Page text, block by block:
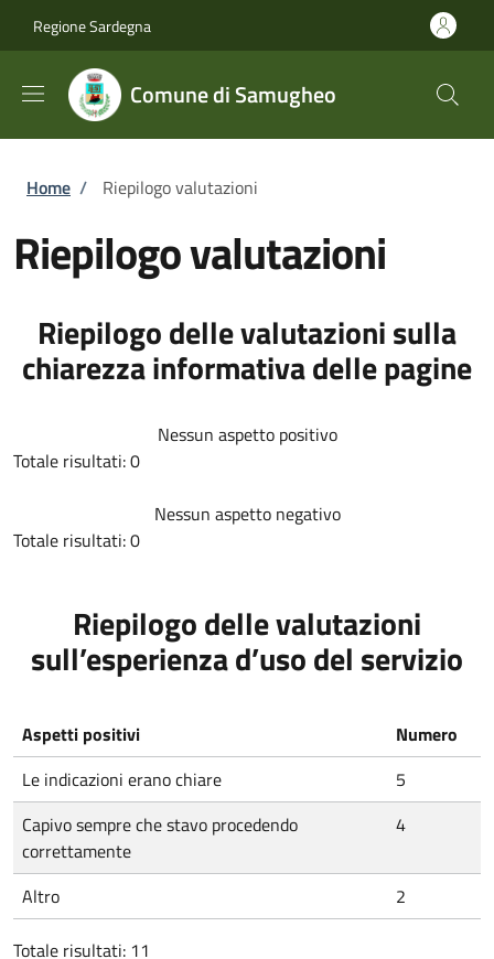
Regione Sardegna
Comune di Samugheo
Briciole di pane
Home / Riepilogo valutazioni
Riepilogo valutazioni
Riepilogo delle valutazioni sulla
chiarezza informativa delle pagine
Nessun aspetto positivo
Totale risultati: 0
Nessun aspetto negativo
Totale risultati: 0
Riepilogo delle valutazioni
sull’esperienza d’uso del servizio
Aspetti positivi
Numero
Le indicazioni erano chiare
5
Capivo sempre che stavo procedendo
correttamente
4
Altro 2
Totale risultati: 11